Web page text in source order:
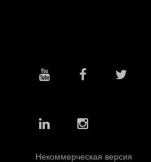
Некоммерческая версия